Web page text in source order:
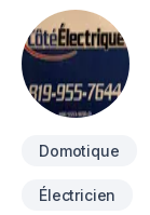
Domotique
Électricien